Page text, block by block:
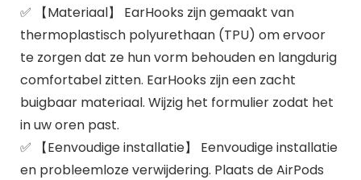
✅ 【Materiaal】 EarHooks zijn gemaakt van
thermoplastisch polyurethaan (TPU) om ervoor
te zorgen dat ze hun vorm behouden en langdurig
comfortabel zitten. EarHooks zijn een zacht
buigbaar materiaal. Wijzig het formulier zodat het
in uw oren past.
✅ 【Eenvoudige installatie】 Eenvoudige installatie
en probleemloze verwijdering. Plaats de AirPods